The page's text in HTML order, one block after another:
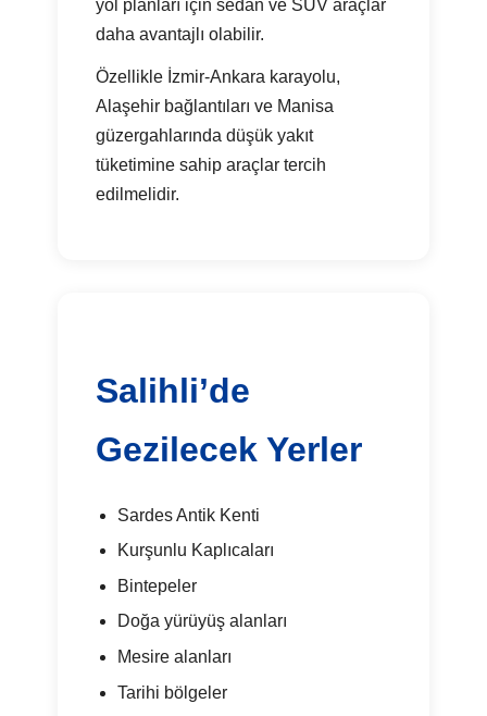
yol planları için sedan ve SUV araçlar
daha avantajlı olabilir.
Özellikle İzmir-Ankara karayolu,
Alaşehir bağlantıları ve Manisa
güzergahlarında düşük yakıt
tüketimine sahip araçlar tercih
edilmelidir.
Salihli’de
Gezilecek Yerler
Sardes Antik Kenti
Kurşunlu Kaplıcaları
Bintepeler
Doğa yürüyüş alanları
Mesire alanları
Tarihi bölgeler